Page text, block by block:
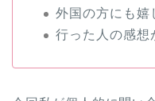
外国の方にも嬉
行った人の感想